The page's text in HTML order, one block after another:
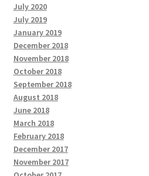
July 2020
July 2019
January 2019
December 2018
November 2018
October 2018
September 2018
August 2018
June 2018
March 2018
February 2018
December 2017
November 2017